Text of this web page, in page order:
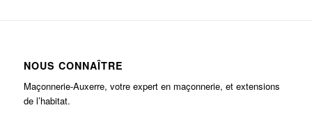
NOUS CONNAÎTRE
Maçonnerie-Auxerre, votre expert en maçonnerie, et extensions
de l’habitat.